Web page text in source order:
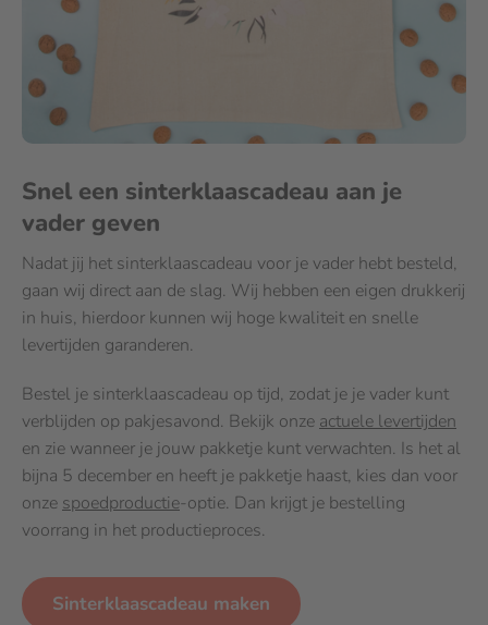
Snel een sinterklaascadeau aan je
vader geven
Nadat jij het sinterklaascadeau voor je vader hebt besteld,
gaan wij direct aan de slag. Wij hebben een eigen drukkerij
in huis, hierdoor kunnen wij hoge kwaliteit en snelle
levertijden garanderen.
Bestel je sinterklaascadeau op tijd, zodat je je vader kunt
verblijden op pakjesavond. Bekijk onze actuele levertijden
en zie wanneer je jouw pakketje kunt verwachten. Is het al
bijna 5 december en heeft je pakketje haast, kies dan voor
onze spoedproductie-optie. Dan krijgt je bestelling
voorrang in het productieproces.
Sinterklaascadeau maken